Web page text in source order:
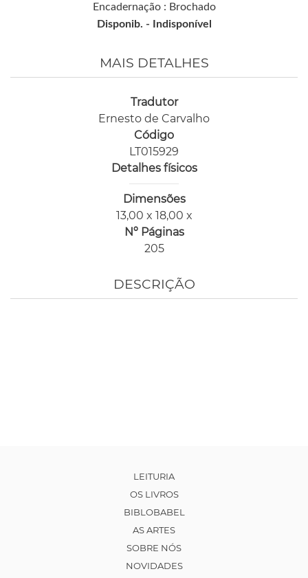
Encadernação : Brochado
Disponib. -
Indisponível
MAIS DETALHES
Tradutor
Ernesto de Carvalho
Código
LT015929
Detalhes físicos
Dimensões
13,00 x 18,00 x
Nº Páginas
205
DESCRIÇÃO
LEITURIA
OS LIVROS
BIBLOBABEL
AS ARTES
SOBRE NÓS
NOVIDADES